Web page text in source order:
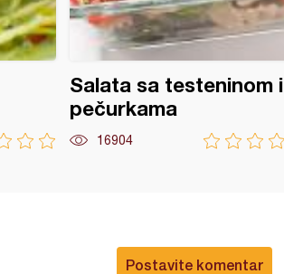
Salata sa testeninom i
pečurkama
16904
Postavite komentar